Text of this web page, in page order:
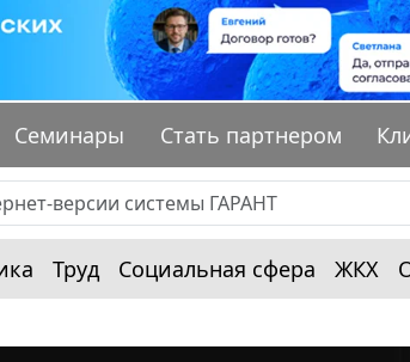
Семинары Стать партнером
Труд Социальная сфера ЖКХ